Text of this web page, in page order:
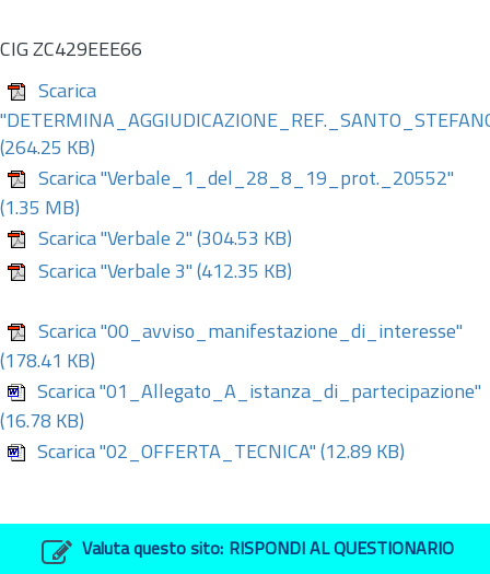
CIG ZC429EEE66
Scarica
(264.25 KB)
Scarica "Verbale_1_del_28_8_19_prot._20552"
(1.35 MB)
Scarica "Verbale 2" (304.53 KB)
Scarica "Verbale 3" (412.35 KB)
Scarica "00_avviso_manifestazione_di_interesse"
(178.41 KB)
Scarica "01_Allegato_A_istanza_di_partecipazione"
(16.78 KB)
Scarica "02_OFFERTA_TECNICA" (12.89 KB)
Valuta questo sito: RISPONDI AL QUESTIONARIO